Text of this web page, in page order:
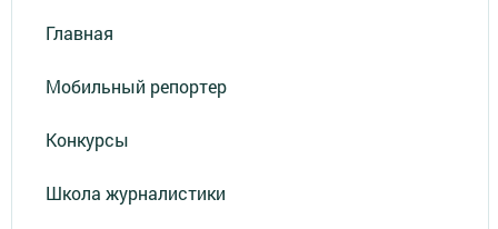
Главная
Мобильный репортер
Конкурсы
Школа журналистики